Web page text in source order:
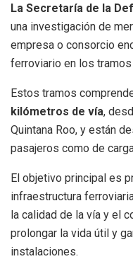
La Secretaría de la
una investigación de
empresa o consorcio
ferroviario en los tramos
Estos tramos
kilómetros de vía,
Quintana Roo, y están
pasajeros como de
El objetivo principal es
infraestructura
la calidad de la vía y el
prolongar la vida útil y
instalaciones.